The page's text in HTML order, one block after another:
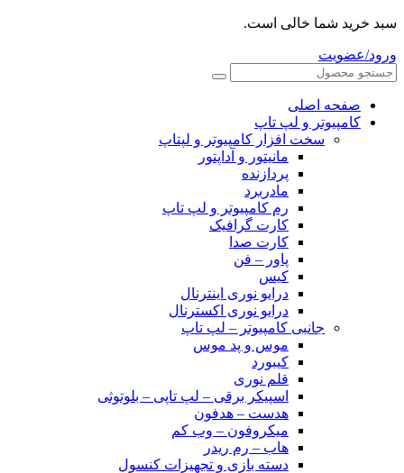
سبد خرید شما خالی است.
ورود/عضویت
صفحه اصلی
کامپیوتر و‌‌‌‌‌ لپ تاپ
سخت افزار کامپیوتر و لپتاپ
مانیتور و آداپتور
پردازنده
مادربرد
رم کامپیوتر و لپ تاپ
کارت گرافیک
کارت صدا
پاور – فن
کیس
درایو نوری اینترنال
درایو نوری اکسترنال
جانبی کامپیوتر – لپ تاپ
موس و پد موس
کیبورد
قلم نوری
اسپیکر برقی – لپ تاپی – بلوتوثی
هدست – هدفون
میکروفون – وب کم
هاب – رم ریدر
دسته بازی و تجهیزات کنسول